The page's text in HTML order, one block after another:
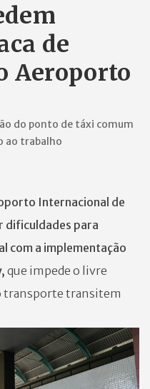
de
Aeroporto
do ponto de táxi comum
ao trabalho
Internacional de
dificuldades para
com a implementação
que impede o livre
transporte transitem